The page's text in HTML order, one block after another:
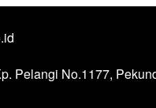
Pelangi No.1177,